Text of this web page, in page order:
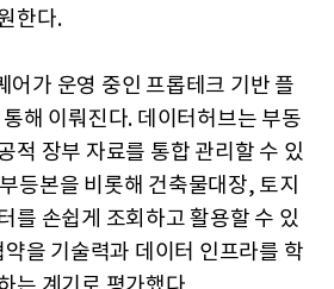
한다.
어가 운영 중인 프롭테크 기반 플
해 이뤄진다. 데이터허브는 부동
적 장부 자료를 통합 관리할 수 있
등본을 비롯해 건축물대장, 토지
를 손쉽게 조회하고 활용할 수 있
을 기술력과 데이터 인프라를 학